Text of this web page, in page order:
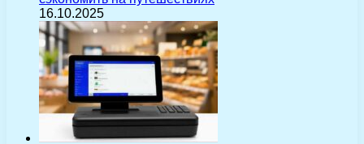
16.10.2025